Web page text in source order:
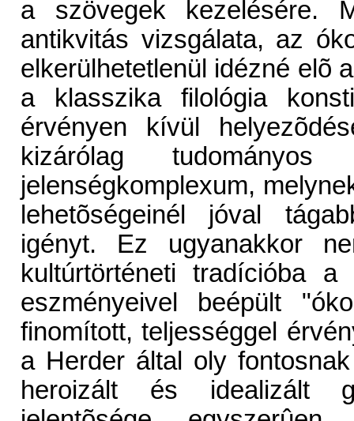
a szövegek kezelésére.
antikvitás vizsgálata, az
elkerülhetetlenül idézné elõ
a klasszika filológia
érvényen kívül
kizárólag
jelenségkomplexum,
lehetõségeinél jóval
igényt. Ez ugyanakkor
kultúrtörténeti tradícióba
eszményeivel beépült
finomított, teljességgel
a Herder által oly
heroizált és idealizált